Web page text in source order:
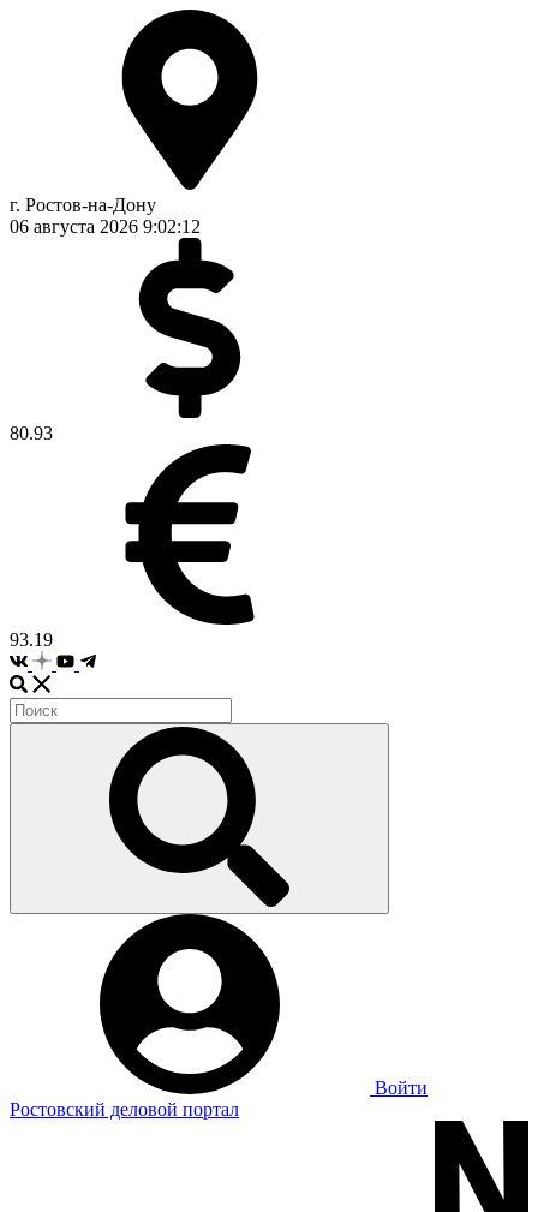
г. Ростов-на-Дону
06 августа 2026 9:02:12
80.93
93.19
Войти
Ростовский деловой портал